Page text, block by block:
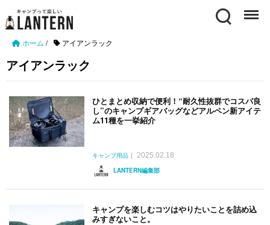
Search Menu
ホーム / アイアンラック
アイアンラック
ひとまとめ収納で便利！“耐久性抜群でコスパ良
し”のキャンプギアバッグなどアルペン新アイテ
ム11種を一挙紹介
キャンプ用品
2025.02.18
LANTERN編集部
キャンプを楽しむコツはやりたいことを詰め込
みすぎないこと。